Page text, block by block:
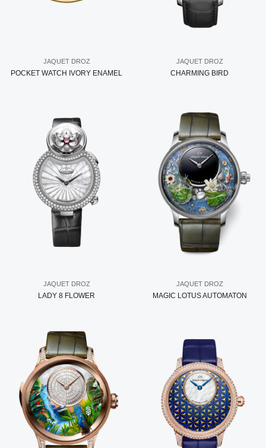
JAQUET DROZ
POCKET WATCH IVORY ENAMEL
JAQUET DROZ
CHARMING BIRD
JAQUET DROZ
LADY 8 FLOWER
JAQUET DROZ
MAGIC LOTUS AUTOMATON